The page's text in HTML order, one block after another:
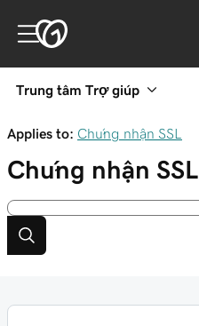
Trung tâm Trợ giúp
Applies to: Chứng nhận SSL
Chứng nhận SSL